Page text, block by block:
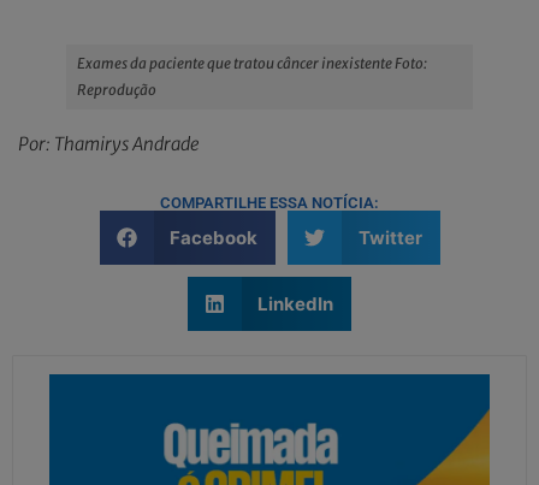
Exames da paciente que tratou câncer inexistente Foto:
Reprodução
Por: Thamirys Andrade
COMPARTILHE ESSA NOTÍCIA:
Facebook Twitter
LinkedIn